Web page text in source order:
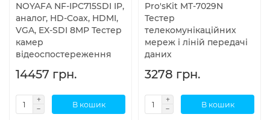
NOYAFA NF-IPC715SDI IP,
аналог, HD-Coax, HDMI,
VGA, EX-SDI 8MP Тестер
камер
відеоспостереження
14457 грн.
В кошик
Pro'sKit MT-7029N
Тестер
телекомунікаційних
мереж і ліній передачі
даних
3278 грн.
В кошик